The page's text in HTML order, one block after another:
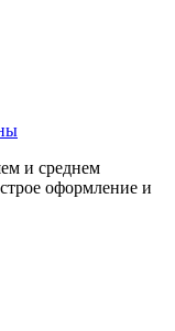
и среднем
оформление и